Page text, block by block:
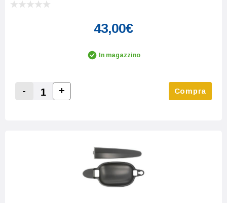
43,00€
In magazzino
Decrease Quantity:
-
Increase Quantity:
+ Compra